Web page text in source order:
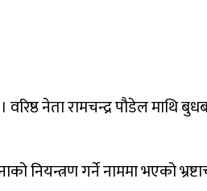
नेता रामचन्द्र पौडेल
गर्ने नाममा भएको